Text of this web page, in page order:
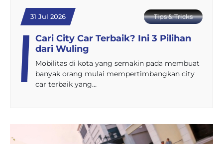
31 Jul 2026 Tips & Tricks
Cari City Car Terbaik? Ini 3 Pilihan
dari Wuling
Mobilitas di kota yang semakin pada membuat
banyak orang mulai mempertimbangkan city
car terbaik yang…